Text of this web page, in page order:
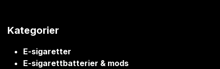
Kategorier
E-sigaretter
E-sigarettbatterier & mods